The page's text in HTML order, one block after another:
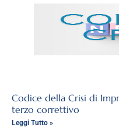
Codice della Crisi di
terzo correttivo
Leggi Tutto »